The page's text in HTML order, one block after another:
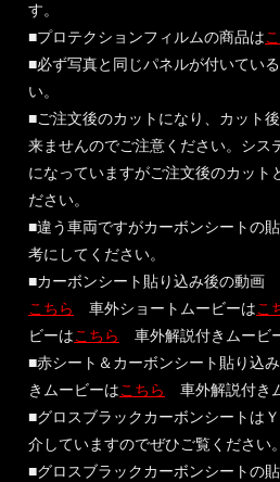
す。
■プロテクションフィルムの商品は
■必ず写真と同じパネルが付いてい
い。
■ご注文後のカットになり、カット
来ませんのでご注意ください。シス
になっていますがご注文後のカット
ださい。
■違う車両ですがカーボンシートの
考にしてください。
■カーボンシート貼り込み後の動画
こちら
車外ショートムービーはこ
ビーはこちら 車外解説付きムービ
■赤シート＆カーボンシート貼り
きムービーはこちら 車外解説付き
■グロスブラックカーボンシートは
介していますのでぜひご覧ください。
■グロスブラックカーボンシートの